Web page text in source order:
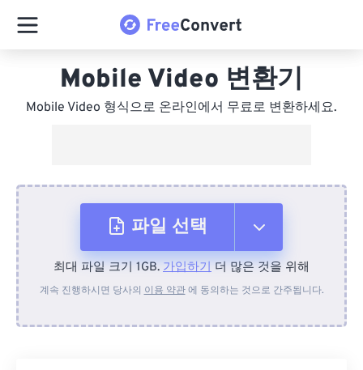
Mobile Video 변환기
Mobile Video 형식으로 온라인에서 무료로 변환하세요.
파일 선택
장치에서
최대 파일 크기 1GB. 가입하기 더 많은 것을 위해
계속 진행하시면 당사의 이용 약관에 동의하는 것으로 간주됩니다.